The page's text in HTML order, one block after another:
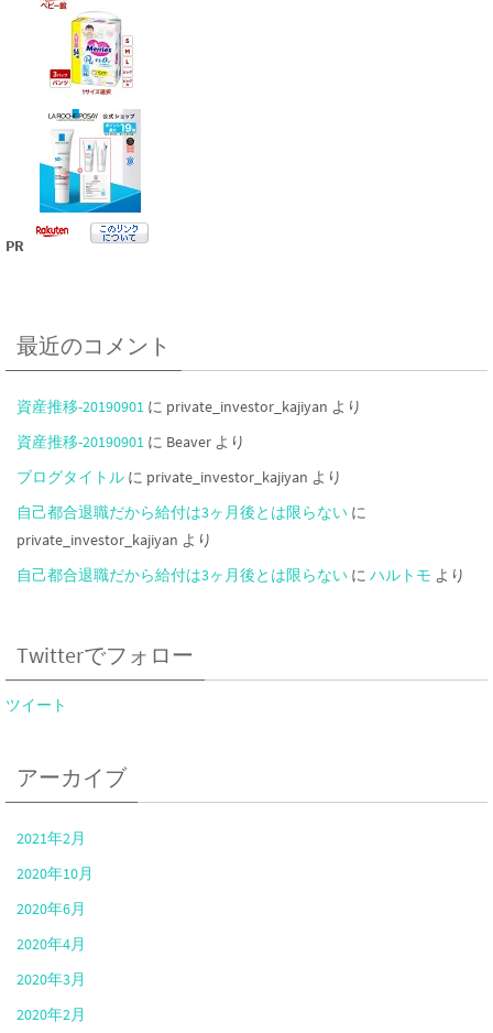
PR
最近のコメント
資産推移-20190901 に private_investor_kajiyan より
資産推移-20190901 に Beaver より
ブログタイトル に private_investor_kajiyan より
自己都合退職だから給付は3ヶ月後とは限らない に
private_investor_kajiyan より
自己都合退職だから給付は3ヶ月後とは限らない に ハルトモ より
Twitterでフォロー
ツイート
アーカイブ
2021年2月
2020年10月
2020年6月
2020年4月
2020年3月
2020年2月